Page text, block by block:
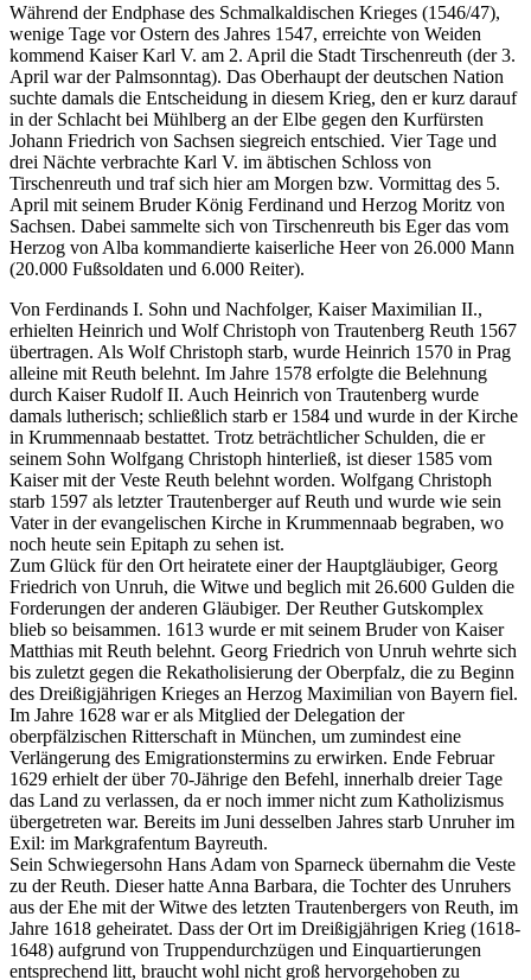
Während der Endphase des Schmalkaldischen Krieges (1546/47),
wenige Tage vor Ostern des Jahres 1547, erreichte von Weiden
kommend Kaiser Karl V. am 2. April die Stadt Tirschenreuth (der 3.
April war der Palmsonntag). Das Oberhaupt der deutschen Nation
suchte damals die Entscheidung in diesem Krieg, den er kurz darauf
in der Schlacht bei Mühlberg an der Elbe gegen den Kurfürsten
Johann Friedrich von Sachsen siegreich entschied. Vier Tage und
drei Nächte verbrachte Karl V. im äbtischen Schloss von
Tirschenreuth und traf sich hier am Morgen bzw. Vormittag des 5.
April mit seinem Bruder König Ferdinand und Herzog Moritz von
Sachsen. Dabei sammelte sich von Tirschenreuth bis Eger das vom
Herzog von Alba kommandierte kaiserliche Heer von 26.000 Mann
(20.000 Fußsoldaten und 6.000 Reiter).
Von Ferdinands I. Sohn und Nachfolger, Kaiser Maximilian II.,
erhielten Heinrich und Wolf Christoph von Trautenberg Reuth 1567
übertragen. Als Wolf Christoph starb, wurde Heinrich 1570 in Prag
alleine mit Reuth belehnt. Im Jahre 1578 erfolgte die Belehnung
durch Kaiser Rudolf II. Auch Heinrich von Trautenberg wurde
damals lutherisch; schließlich starb er 1584 und wurde in der Kirche
in Krummennaab bestattet. Trotz beträchtlicher Schulden, die er
seinem Sohn Wolfgang Christoph hinterließ, ist dieser 1585 vom
Kaiser mit der Veste Reuth belehnt worden. Wolfgang Christoph
starb 1597 als letzter Trautenberger auf Reuth und wurde wie sein
Vater in der evangelischen Kirche in Krummennaab begraben, wo
noch heute sein Epitaph zu sehen ist.
Zum Glück für den Ort heiratete einer der Hauptgläubiger, Georg
Friedrich von Unruh, die Witwe und beglich mit 26.600 Gulden die
Forderungen der anderen Gläubiger. Der Reuther Gutskomplex
blieb so beisammen. 1613 wurde er mit seinem Bruder von Kaiser
Matthias mit Reuth belehnt. Georg Friedrich von Unruh wehrte sich
bis zuletzt gegen die Rekatholisierung der Oberpfalz, die zu Beginn
des Dreißigjährigen Krieges an Herzog Maximilian von Bayern fiel.
Im Jahre 1628 war er als Mitglied der Delegation der
oberpfälzischen Ritterschaft in München, um zumindest eine
Verlängerung des Emigrationstermins zu erwirken. Ende Februar
1629 erhielt der über 70-Jährige den Befehl, innerhalb dreier Tage
das Land zu verlassen, da er noch immer nicht zum Katholizismus
übergetreten war. Bereits im Juni desselben Jahres starb Unruher im
Exil: im Markgrafentum Bayreuth.
Sein Schwiegersohn Hans Adam von Sparneck übernahm die Veste
zu der Reuth. Dieser hatte Anna Barbara, die Tochter des Unruhers
aus der Ehe mit der Witwe des letzten Trautenbergers von Reuth, im
Jahre 1618 geheiratet. Dass der Ort im Dreißigjährigen Krieg (1618-
1648) aufgrund von Truppendurchzügen und Einquartierungen
entsprechend litt, braucht wohl nicht groß hervorgehoben zu